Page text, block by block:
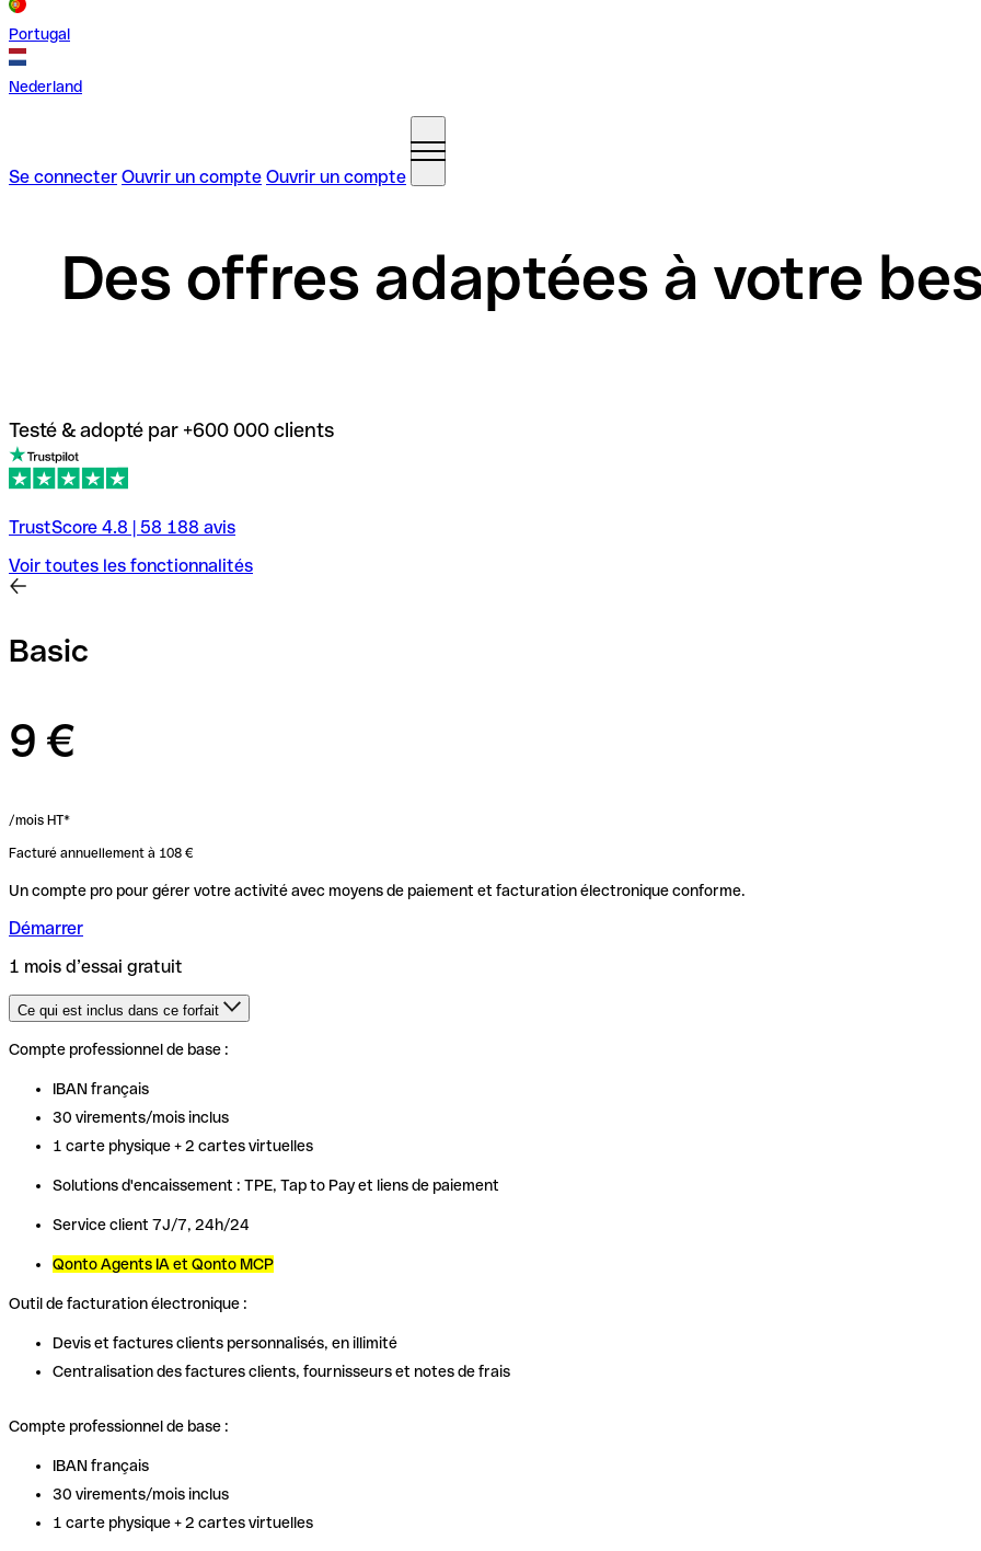
Portugal
Nederland
Se connecter Ouvrir un compte Ouvrir un compte
Des offres adaptées à votre
Testé & adopté par +600 000 clients
TrustScore 4.8 | 58 188 avis
Voir toutes les fonctionnalités
Basic
9 €
/mois HT*
Facturé annuellement à 108 €
Un compte pro pour gérer votre activité avec moyens de paiement et facturation électronique conforme.
Démarrer
1 mois d’essai gratuit
Ce qui est inclus dans ce forfait
Compte professionnel de base :
IBAN français
30 virements/mois inclus
1 carte physique + 2 cartes virtuelles
Solutions d'encaissement : TPE, Tap to Pay et liens de paiement
Service client 7J/7, 24h/24
Qonto Agents IA et Qonto MCP
Outil de facturation électronique :
Devis et factures clients personnalisés, en illimité
Centralisation des factures clients, fournisseurs et notes de frais
Compte professionnel de base :
IBAN français
30 virements/mois inclus
1 carte physique + 2 cartes virtuelles